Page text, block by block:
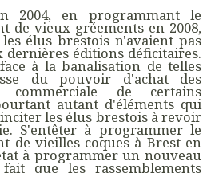
2004, en programmant le
de vieux gréements en 2008,
élus brestois n'avaient pas
dernières éditions déficitaires.
à la banalisation de telles
du pouvoir d'achat des
de certains
autant d'éléments qui
les élus brestois à revoir
S'entêter à programmer le
de vieilles coques à Brest en
à programmer un nouveau
que les rassemblements